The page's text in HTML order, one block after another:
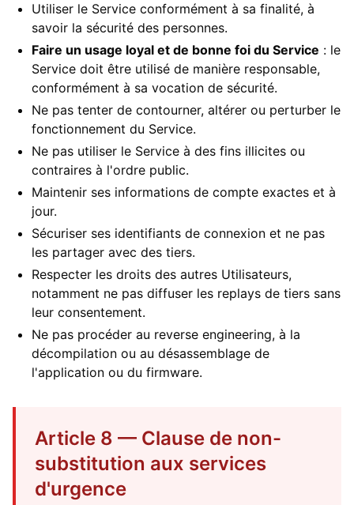
Utiliser le Service conformément à sa finalité, à
savoir la sécurité des personnes.
Faire un usage loyal et de bonne foi du Service : le
Service doit être utilisé de manière responsable,
conformément à sa vocation de sécurité.
Ne pas tenter de contourner, altérer ou perturber le
fonctionnement du Service.
Ne pas utiliser le Service à des fins illicites ou
contraires à l'ordre public.
Maintenir ses informations de compte exactes et à
jour.
Sécuriser ses identifiants de connexion et ne pas
les partager avec des tiers.
Respecter les droits des autres Utilisateurs,
notamment ne pas diffuser les replays de tiers sans
leur consentement.
Ne pas procéder au reverse engineering, à la
décompilation ou au désassemblage de
l'application ou du firmware.
Article 8 — Clause de non-
substitution aux services
d'urgence